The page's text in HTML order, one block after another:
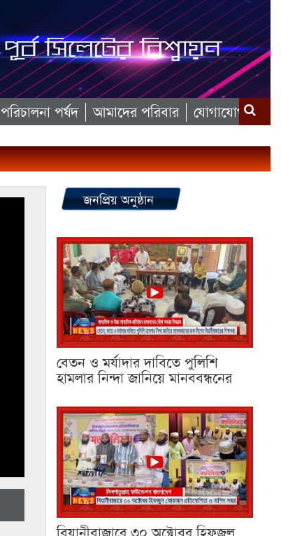
পরিচালনা পর্ষদ আমাদের পরিবার যোগাযোগ
জনপ্রিয় অনুষ্ঠান
বেতন ও মর্যাদার দাবিতে পুলিশি
হামলার নিন্দা জানিয়ে মানববন্ধনের
বিয়ানীবাজারে ৩০ অক্টোবর হিফজুল